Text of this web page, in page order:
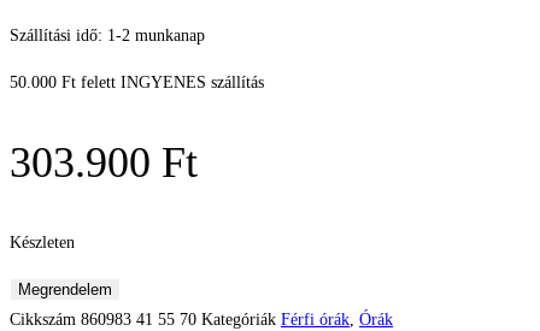
Szállítási idő: 1-2 munkanap
50.000 Ft felett INGYENES szállítás
303.900 Ft
Készleten
Roamer
Deep
Megrendelem
Cikkszám 860983 41 55 70 Kategóriák Férfi órák, Órák